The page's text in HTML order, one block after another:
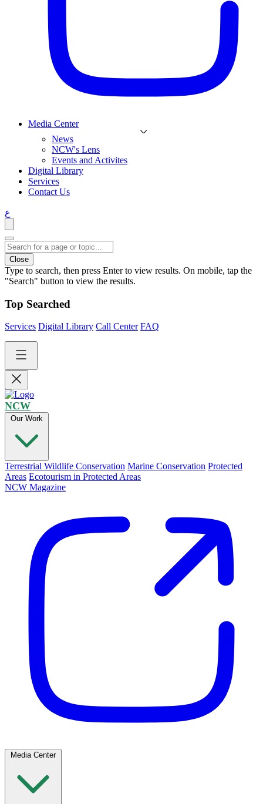
Media Center
News
NCW's Lens
Events and Activites
Digital Library
Services
Contact Us
ع
Close
Type to search, then press Enter to view results. On mobile, tap the
"Search" button to view the results.
Top Searched
Services Digital Library Call Center FAQ
NCW
Our Work
Terrestrial Wildlife Conservation Marine Conservation Protected
Areas Ecotourism in Protected Areas
NCW Magazine
Media Center